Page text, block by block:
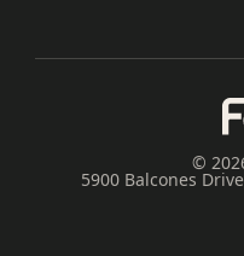
©
5900 Balcones